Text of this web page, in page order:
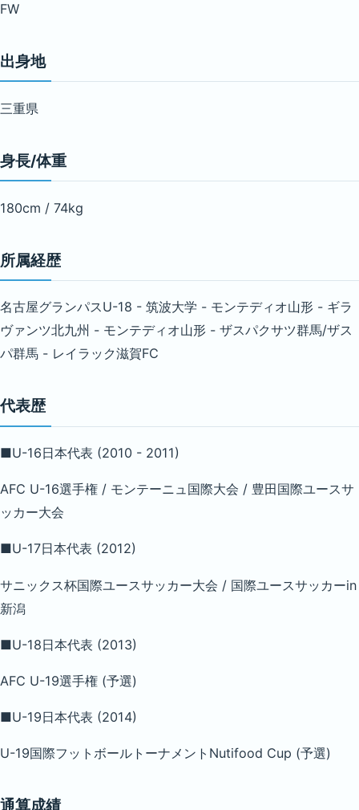
FW
出身地
三重県
身長/体重
180cm / 74kg
所属経歴
名古屋グランパスU-18 - 筑波大学 - モンテディオ山形 - ギラ
ヴァンツ北九州 - モンテディオ山形 - ザスパクサツ群馬/ザス
パ群馬 - レイラック滋賀FC
代表歴
■U-16日本代表 (2010 - 2011)
AFC U-16選手権 / モンテーニュ国際大会 / 豊田国際ユースサ
ッカー大会
■U-17日本代表 (2012)
サニックス杯国際ユースサッカー大会 / 国際ユースサッカーin
新潟
■U-18日本代表 (2013)
AFC U-19選手権 (予選)
■U-19日本代表 (2014)
U-19国際フットボールトーナメントNutifood Cup (予選)
通算成績